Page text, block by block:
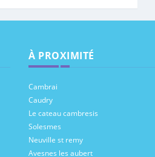
À PROXIMITÉ
Cambrai
Caudry
Le cateau cambresis
Solesmes
Neuville st remy
Avesnes les aubert